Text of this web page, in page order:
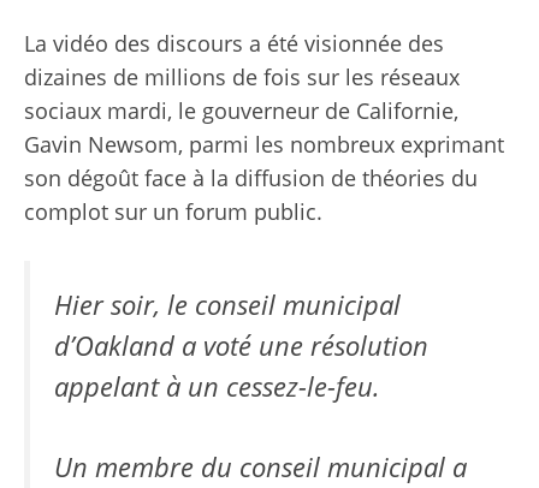
La vidéo des discours a été visionnée des
dizaines de millions de fois sur les réseaux
sociaux mardi, le gouverneur de Californie,
Gavin Newsom, parmi les nombreux exprimant
son dégoût face à la diffusion de théories du
complot sur un forum public.
Hier soir, le conseil municipal
d’Oakland a voté une résolution
appelant à un cessez-le-feu.
Un membre du conseil municipal a